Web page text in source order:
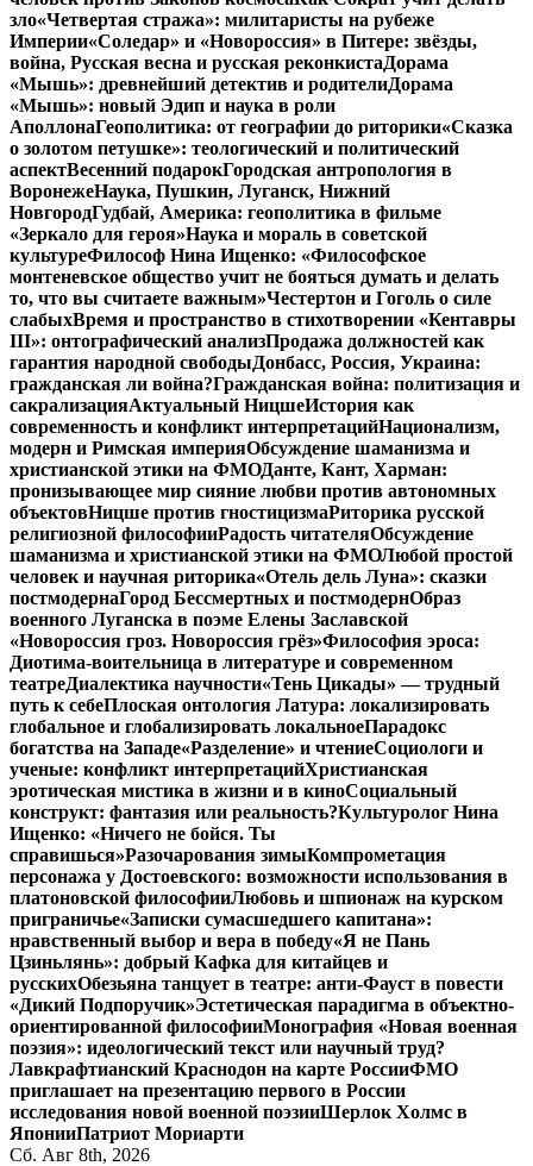
зло«Четвертая стража»: милитаристы на рубеже
Империи«Соледар» и «Новороссия» в Питере: звёзды,
война, Русская весна и русская реконкистаДорама
«Мышь»: древнейший детектив и родителиДорама
«Мышь»: новый Эдип и наука в роли
АполлонаГеополитика: от географии до риторики«Сказка
о золотом петушке»: теологический и политический
аспектВесенний подарокГородская антропология в
ВоронежеНаука, Пушкин, Луганск, Нижний
НовгородГудбай, Америка: геополитика в фильме
«Зеркало для героя»Наука и мораль в советской
культуреФилософ Нина Ищенко: «Философское
монтеневское общество учит не бояться думать и делать
то, что вы считаете важным»Честертон и Гоголь о силе
слабыхВремя и пространство в стихотворении «Кентавры
III»: онтографический анализПродажа должностей как
гарантия народной свободыДонбасс, Россия, Украина:
гражданская ли война?Гражданская война: политизация и
сакрализацияАктуальный НицшеИстория как
современность и конфликт интерпретацийНационализм,
модерн и Римская империяОбсуждение шаманизма и
христианской этики на ФМОДанте, Кант, Харман:
пронизывающее мир сияние любви против автономных
объектовНицше против гностицизмаРиторика русской
религиозной философииРадость читателяОбсуждение
шаманизма и христианской этики на ФМОЛюбой простой
человек и научная риторика«Отель дель Луна»: сказки
постмодернаГород Бессмертных и постмодернОбраз
военного Луганска в поэме Елены Заславской
«Новороссия гроз. Новороссия грёз»Философия эроса:
Диотима-воительница в литературе и современном
театреДиалектика научности«Тень Цикады» — трудный
путь к себеПлоская онтология Латура: локализировать
глобальное и глобализировать локальноеПарадокс
богатства на Западе«Разделение» и чтениеСоциологи и
ученые: конфликт интерпретацийХристианская
эротическая мистика в жизни и в киноСоциальный
конструкт: фантазия или реальность?Культуролог Нина
Ищенко: «Ничего не бойся. Ты
справишься»Разочарования зимыКомпрометация
персонажа у Достоевского: возможности использования в
платоновской философииЛюбовь и шпионаж на курском
приграничье«Записки сумасшедшего капитана»:
нравственный выбор и вера в победу«Я не Пань
Цзиньлянь»: добрый Кафка для китайцев и
русскихОбезьяна танцует в театре: анти-Фауст в повести
«Дикий Подпоручик»Эстетическая парадигма в объектно-
ориентированной философииМонография «Новая военная
поэзия»: идеологический текст или научный труд?
Лавкрафтианский Краснодон на карте РоссииФМО
приглашает на презентацию первого в России
исследования новой военной поэзииШерлок Холмс в
ЯпонииПатриот Мориарти
Сб. Авг 8th, 2026